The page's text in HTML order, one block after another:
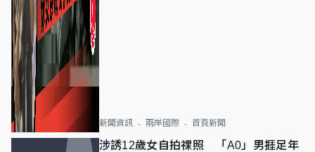
新聞資訊 兩岸國際 首頁新聞
涉誘12歲女自拍祼照 「A0」男捱足年